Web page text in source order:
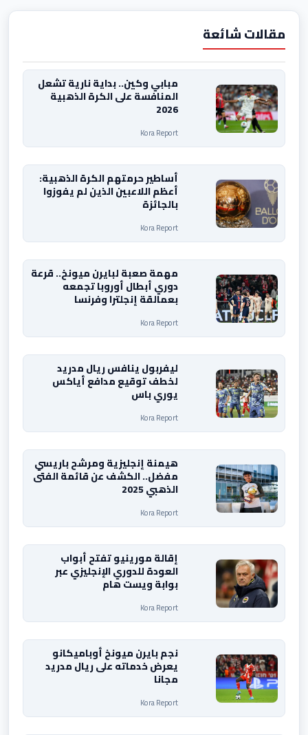
مقالات شائعة
مبابي وكين.. بداية نارية تشعل
المنافسة على الكرة الذهبية
2026
Kora Report
أساطير حرمتهم الكرة الذهبية:
أعظم اللاعبين الذين لم يفوزوا
بالجائزة
Kora Report
مهمة صعبة لبايرن ميونخ.. قرعة
دوري أبطال أوروبا تجمعه
بعمالقة إنجلترا وفرنسا
Kora Report
ليفربول ينافس ريال مدريد
لخطف توقيع مدافع أياكس
يوري باس
Kora Report
هيمنة إنجليزية ومرشح باريسي
مفضل.. الكشف عن قائمة الفتى
الذهبي 2025
Kora Report
إقالة مورينيو تفتح أبواب
العودة للدوري الإنجليزي عبر
بوابة ويست هام
Kora Report
نجم بايرن ميونخ أوباميكانو
يعرض خدماته على ريال مدريد
مجانا
Kora Report